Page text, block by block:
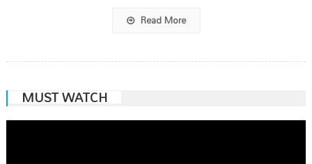
Read More
MUST WATCH